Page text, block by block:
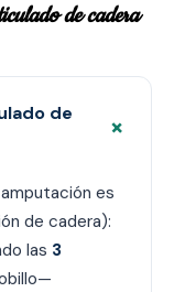
de cadera
de
+
es
de cadera):
las 3